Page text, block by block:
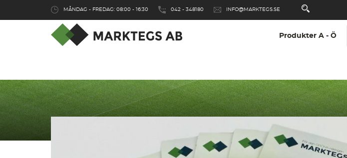
MÅNDAG - FREDAG: 08:00 - 16:30 042 - 348180 INFO@MARKTEGS.SE
Produkter A - Ö